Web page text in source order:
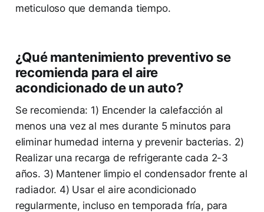
meticuloso que demanda tiempo.
¿Qué mantenimiento preventivo se
recomienda para el aire
acondicionado de un auto?
Se recomienda: 1) Encender la calefacción al
menos una vez al mes durante 5 minutos para
eliminar humedad interna y prevenir bacterias. 2)
Realizar una recarga de refrigerante cada 2-3
años. 3) Mantener limpio el condensador frente al
radiador. 4) Usar el aire acondicionado
regularmente, incluso en temporada fría, para